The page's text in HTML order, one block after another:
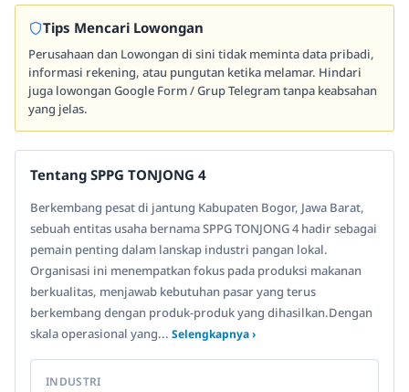
Tips Mencari Lowongan
Perusahaan dan Lowongan di sini tidak meminta data pribadi,
informasi rekening, atau pungutan ketika melamar. Hindari
juga lowongan Google Form / Grup Telegram tanpa keabsahan
yang jelas.
Tentang SPPG TONJONG 4
Berkembang pesat di jantung Kabupaten Bogor, Jawa Barat,
sebuah entitas usaha bernama SPPG TONJONG 4 hadir sebagai
pemain penting dalam lanskap industri pangan lokal.
Organisasi ini menempatkan fokus pada produksi makanan
berkualitas, menjawab kebutuhan pasar yang terus
berkembang dengan produk-produk yang dihasilkan.Dengan
skala operasional yang... Selengkapnya ›
INDUSTRI